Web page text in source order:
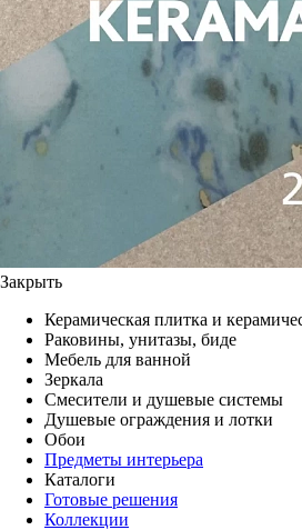
Закрыть
Керамическая плитка и
Раковины, унитазы, биде
Мебель для ванной
Зеркала
Смесители и душевые системы
Душевые ограждения и лотки
Обои
Предметы интерьера
Каталоги
Готовые решения
Коллекции